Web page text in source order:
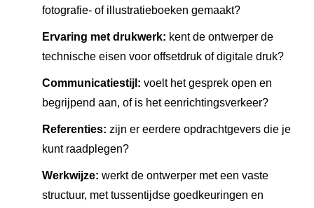
fotografie- of illustratieboeken gemaakt?
Ervaring met drukwerk: kent de ontwerper de
technische eisen voor offsetdruk of digitale druk?
Communicatiestijl: voelt het gesprek open en
begrijpend aan, of is het eenrichtingsverkeer?
Referenties: zijn er eerdere opdrachtgevers die je
kunt raadplegen?
Werkwijze: werkt de ontwerper met een vaste
structuur, met tussentijdse goedkeuringen en